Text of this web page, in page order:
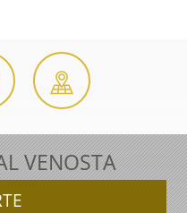
VENOSTA